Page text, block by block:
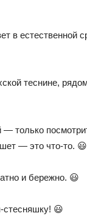
в естественной
теснине,
только
— это что-то. 😃
и бережно. 😃
😃